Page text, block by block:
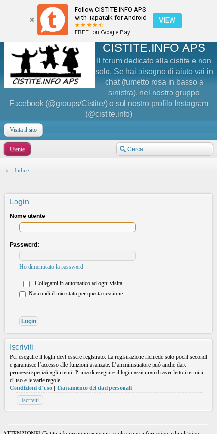
Follow CISTITE.INFO APS
with Tapatalk for Android
FREE - on Google Play
VIEW
CISTITE.INFO APS
Il forum dedicato alla cistite e non
solo. Se hai bisogno di aiuto vai in
chat (fumetto rosa in basso a
sinistra), nel nostro gruppo
Facebook (@groups/Cistite/) o sul nostro profilo Instagram
(@cistite.info)
Visita il sito
Utente
Indice
Login
Nome utente:
Password:
Ho dimenticato la password
Collegami in automatico ad ogni visita
Nascondi il mio stato per questa sessione
Iscriviti
Per eseguire il login devi essere registrato. La registrazione richiede solo pochi secondi
e garantisce l’accesso alle funzioni avanzate. L’amministratore puó anche dare
permessi speciali agli utenti. Prima di eseguire il login assicurati di aver letto i termini
d’uso e le varie regole.
Condizioni d’uso
Trattamento dei dati personali
Iscriviti